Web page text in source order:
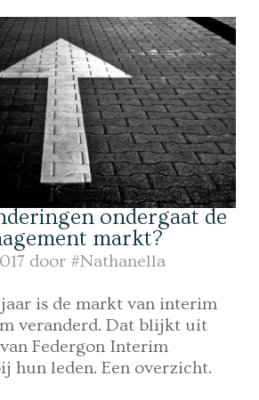
ondergaat de
markt?
door #Nathanella
is de markt van interim
veranderd. Dat blijkt uit
Federgon Interim
hun leden. Een overzicht.